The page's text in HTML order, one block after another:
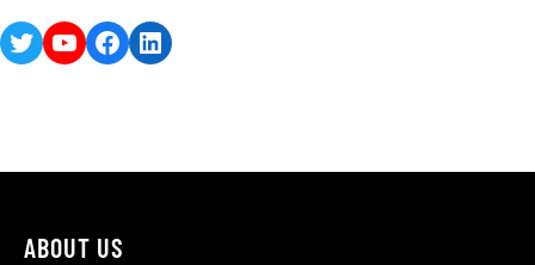
Twitter YouTube Facebook LinkedIn
ABOUT US